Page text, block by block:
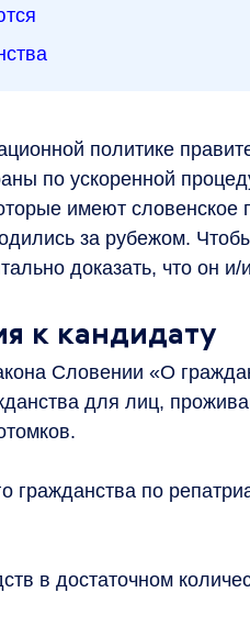
политике
по ускоренной
имеют словенское
за рубежом.
доказать, что он и/
к кандидату
Словении «О
для лиц,
гражданства по
в достаточном